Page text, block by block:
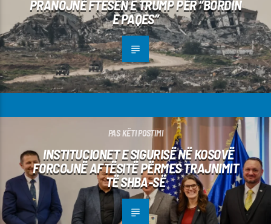
PRANOJNË FTESËN E TRUMP PËR “BORDIN
E PAQES”
PAS KËTI POSTIMI
INSTITUCIONET E SIGURISË NË KOSOVË
FORCOJNË AFTËSITË PËRMES TRAJNIMIT
TË SHBA-SË